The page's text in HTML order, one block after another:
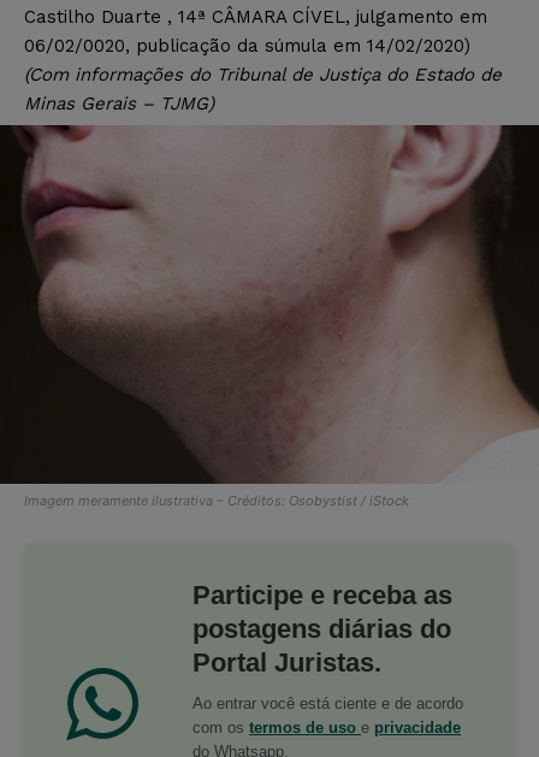
Castilho Duarte , 14ª CÂMARA CÍVEL, julgamento em
06/02/0020, publicação da súmula em 14/02/2020)
(Com informações do Tribunal de Justiça do Estado de
Minas Gerais – TJMG)
Imagem meramente ilustrativa – Créditos: Osobystist / iStock
Participe e receba as
postagens diárias do
Portal Juristas.
Ao entrar você está ciente e de acordo
com os termos de uso e privacidade
do Whatsapp.